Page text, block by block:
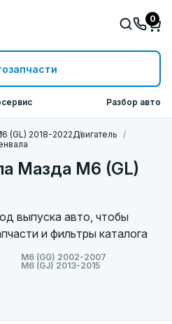
0
Разбор авто
(GL) 2018-2022Двигатель
Мазда M6 (GL)
выпуска авто, чтобы
и фильтры каталога
M6 (GG) 2002-2007
M6 (GJ) 2013-2015